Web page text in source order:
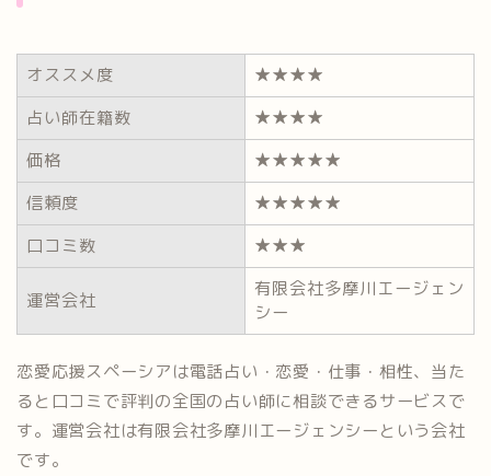
オススメ度
★★★★
占い師在籍数
★★★★
価格
★★★★★
信頼度
★★★★★
口コミ数
★★★
運営会社
有限会社多摩川エージェン
シー
恋愛応援スペーシアは電話占い・恋愛・仕事・相性、当た
ると口コミで評判の全国の占い師に相談できるサービスで
す。運営会社は有限会社多摩川エージェンシーという会社
です。